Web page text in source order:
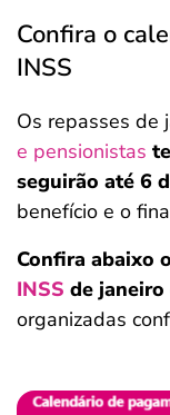
Confira o
INSS
Os repasses de
e pensionistas
seguirão até 6
benefício e o
Confira abaixo o
INSS de
organizadas